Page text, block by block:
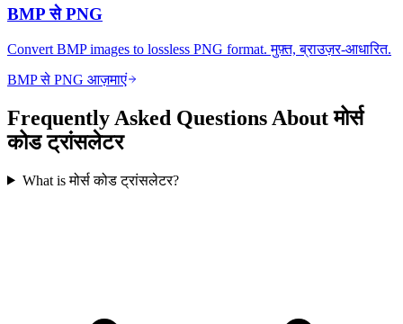
BMP से PNG
Convert BMP images to lossless PNG format. मुफ़्त, ब्राउज़र-आधारित.
BMP से PNG आज़माएं
Frequently Asked Questions About मोर्स
कोड ट्रांसलेटर
What is मोर्स कोड ट्रांसलेटर?